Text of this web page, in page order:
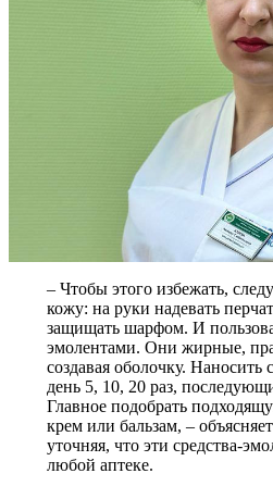
– Чтобы этого избежать,
кожу: на руки надевать
защищать шарфом. И
эмолентами. Они жирные,
создавая оболочку. Наносить
день 5, 10, 20 раз,
Главное подобрать
крем или бальзам, –
уточняя, что эти средства-
любой аптеке.